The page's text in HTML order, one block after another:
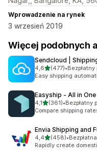
Wprowadzenie na rynek
3 wrzesień 2019
Więcej podobnych
Sendcloud |
4,6na 5 gwiazdek
(477)
Łączna liczba
•
Easy shipping
Easyship ‑ All in
4,1na 5 gwiazdek
(361)
Łączna liczba
•Bezpłatny
Compare shipping
Envia Shipping and
4,4na 5 gwiazdek
(458)
Łączna liczba
•
Rapidly create